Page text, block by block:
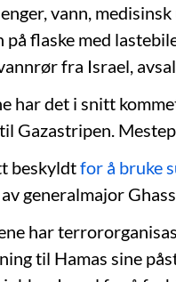
vann,
på flaske med
fra Israel,
har det i snitt
Gazastripen.
beskyldtfor å bruke
generalmajor
har
til Hamas sine